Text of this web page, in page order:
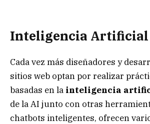
Inteligencia Artificial
Cada vez más diseñadores y
sitios web optan por realizar
basadas en la inteligencia
de la AI junto con otras
chatbots inteligentes, ofrecen